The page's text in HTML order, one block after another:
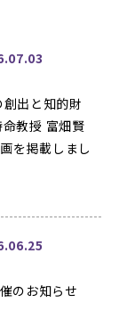
出と知的財
教授 富畑賢
を掲載しまし
のお知らせ